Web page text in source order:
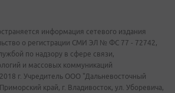
информация сетевого издания
о регистрации СМИ ЭЛ № ФС 77 - 72742,
по надзору в сфере связи,
и массовых коммуникаций
г. Учредитель ООО "Дальневосточный
край, г. Владивосток, ул. Уборевича,